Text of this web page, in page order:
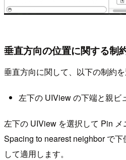
垂直方向の位置に関する制
垂直方向に関して、以下の制約を
左下の UIView の下端と親ビ
左下の UIView を選択して Pin メ
Spacing to nearest neighbor で
して適用します。